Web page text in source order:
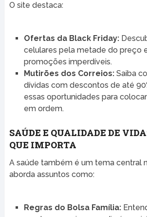
O site destaca:
Ofertas da Black Friday:
celulares pela metade do preço
promoções imperdíveis.
Mutirões dos Correios:Saiba
dívidas com descontos de até
essas oportunidades para
em ordem.
SAÚDE E QUALIDADE DE
QUE IMPORTA
A saúde também é um tema central
aborda assuntos como:
Regras do Bolsa Família: